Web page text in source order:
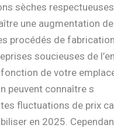
sèches
une augmentation
procédés de
soucieuses de
de votre
peuvent connaître s
fluctuations de prix
en 2025.